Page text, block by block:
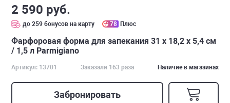
2 590 руб.
до 259 бонусов на карту 78 Плюс
Фарфоровая форма для запекания 31 х 18,2 х 5,4 см
/ 1,5 л Parmigiano
Артикул: 13701 Заказали 163 раза Наличие в магазинах
Забронировать